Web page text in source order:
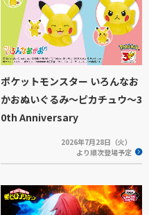
ポケットモンスター いろんなお
かおぬいぐるみ～ピカチュウ～3
0th Anniversary
2026年7月28日（火）
より順次登場予定